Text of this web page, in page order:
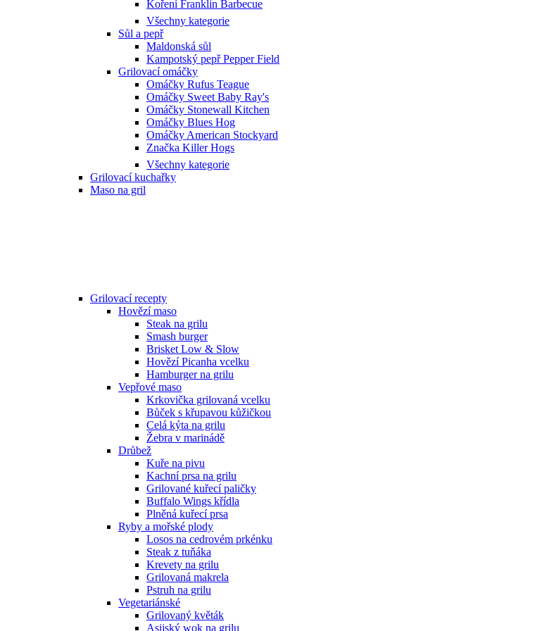
Koření Franklin Barbecue
Všechny kategorie
Sůl a pepř
Maldonská sůl
Kampotský pepř Pepper Field
Grilovací omáčky
Omáčky Rufus Teague
Omáčky Sweet Baby Ray's
Omáčky Stonewall Kitchen
Omáčky Blues Hog
Omáčky American Stockyard
Značka Killer Hogs
Všechny kategorie
Grilovací kuchařky
Maso na gril
Grilovací recepty
Hovězí maso
Steak na grilu
Smash burger
Brisket Low & Slow
Hovězí Picanha vcelku
Hamburger na grilu
Vepřové maso
Krkovička grilovaná vcelku
Bůček s křupavou kůžičkou
Celá kýta na grilu
Žebra v marinádě
Drůbež
Kuře na pivu
Kachní prsa na grilu
Grilované kuřecí paličky
Buffalo Wings křídla
Plněná kuřecí prsa
Ryby a mořské plody
Losos na cedrovém prkénku
Steak z tuňáka
Krevety na grilu
Grilovaná makrela
Pstruh na grilu
Vegetariánské
Grilovaný květák
Asijský wok na grilu